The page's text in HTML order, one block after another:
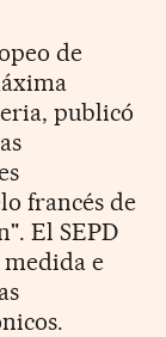
de
publicó
francés de
El SEPD
e